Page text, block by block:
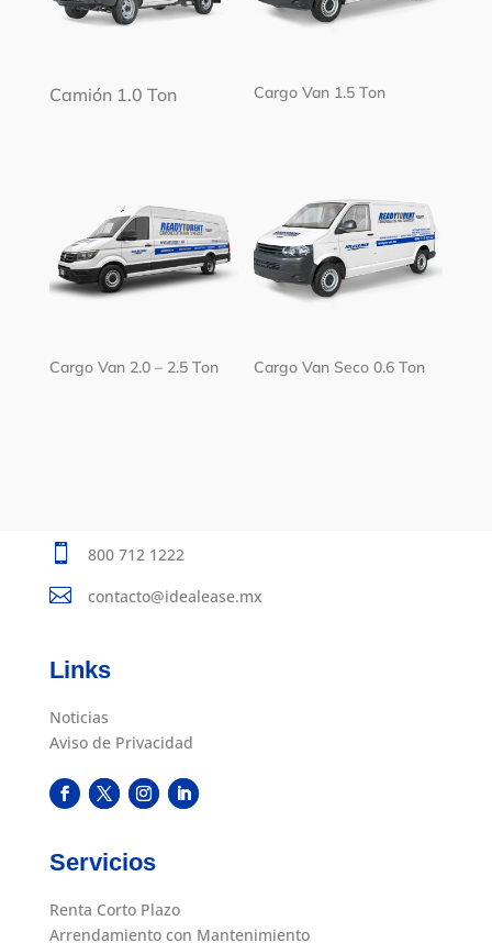
Camión 1.0 Ton Cargo Van 1.5 Ton
Cargo Van 2.0 – 2.5 Ton Cargo Van Seco 0.6 Ton
 800 712 1222
 contacto@idealease.mx
Links
Noticias
Aviso de Privacidad
Servicios
Renta Corto Plazo
Arrendamiento con Mantenimiento